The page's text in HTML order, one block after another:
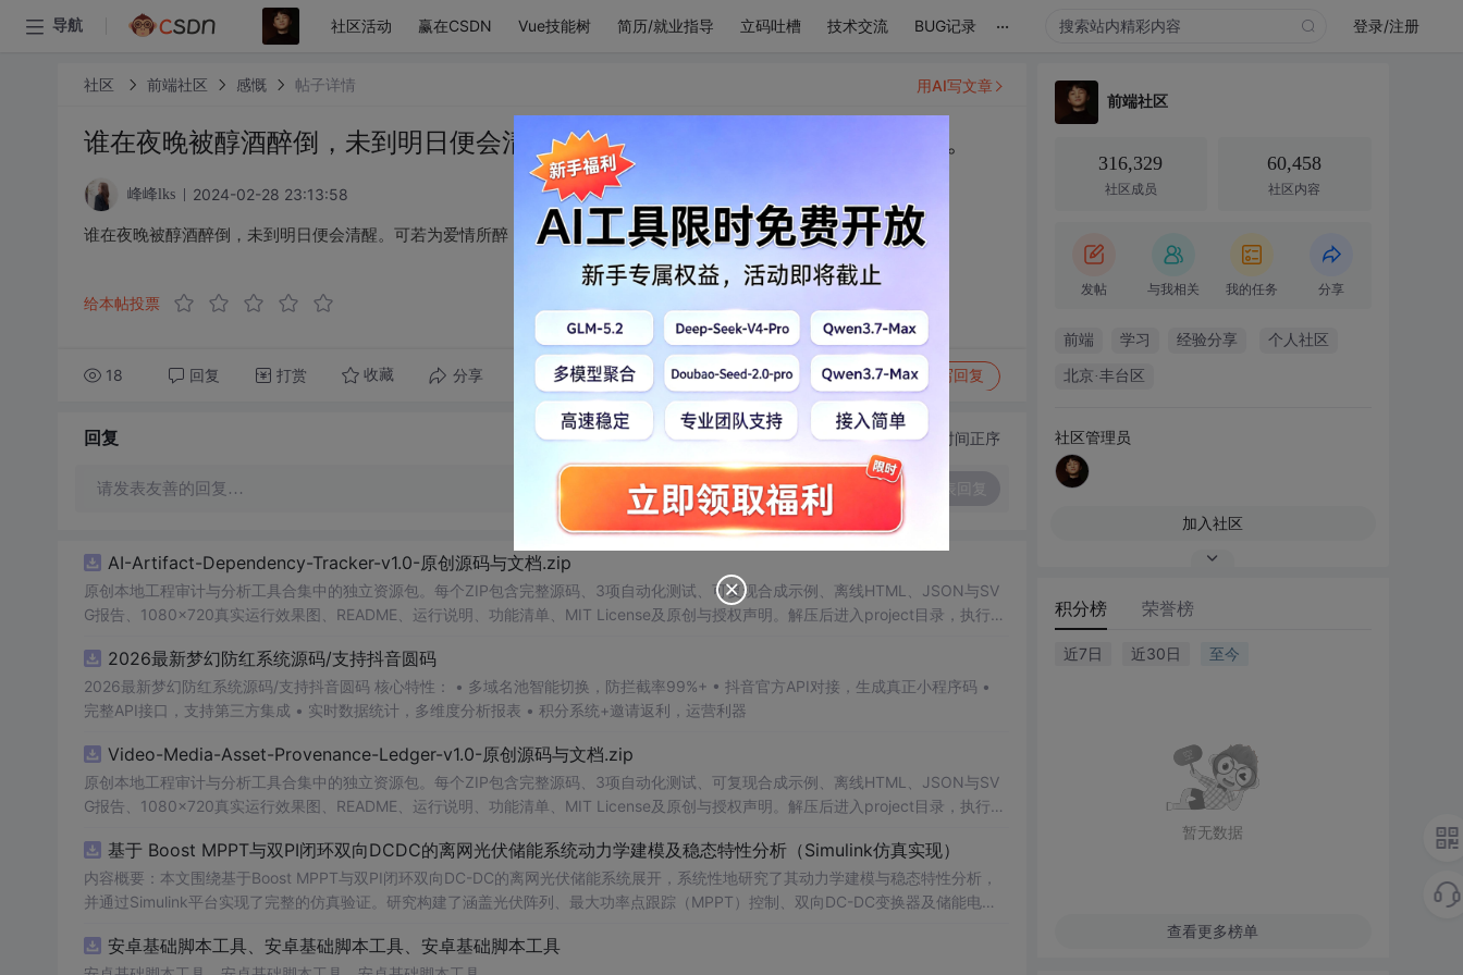
导航 社区活动 赢在CSDN Vue技能树 简历/就业指导 立码吐槽 技术交流 BUG记录 ... 登录/注册
社区 前端社区 感慨 帖子详情
谁在夜晚被醇酒醉倒，未到明日便会清醒。可若为爱情所醉，末日才是黎明。
峰峰lks 2024-02-28 23:13:58
谁在夜晚被醇酒醉倒，未到明日便会清醒。可若为爱情所醉，末日才是黎明。
给本帖投票
18 回复 打赏 收藏 分享 转发到动态 举报 写回复
用AI写文章
回复 切换为时间正序
请发表友善的回复…
AI-Artifact-Dependency-Tracker-v1.0-原创源码与文档.zip
原创本地工程审计与分析工具合集中的独立资源包。每个ZIP包含完整源码、3项自动化测试、可复现合成示例、离线HTML、JSON与SV
G报告、1080×720真实运行效果图、README、运行说明、功能清单、MIT License及原创与授权声明。解压后进入project目录，执行np
源码、Logo、官方截图、论文、生产日志或其他受限素材。适合前端开发、AI应用工程、测试审计和课程实践。
2026最新梦幻防红系统源码/支持抖音圆码
2026最新梦幻防红系统源码/支持抖音圆码 核心特性： • 多域名池智能切换，防拦截率99%+ • 抖音官方API对接，生成真正小程序码 •
完整API接口，支持第三方集成 • 实时数据统计，多维度分析报表 • 积分系统+邀请返利，运营利器
Video-Media-Asset-Provenance-Ledger-v1.0-原创源码与文档.zip
原创本地工程审计与分析工具合集中的独立资源包。每个ZIP包含完整源码、3项自动化测试、可复现合成示例、离线HTML、JSON与SV
G报告、1080×720真实运行效果图、README、运行说明、功能清单、MIT License及原创与授权声明。解压后进入project目录，执行np
源码、Logo、官方截图、论文、生产日志或其他受限素材。适合前端开发、AI应用工程、测试审计和课程实践。
基于 Boost MPPT与双PI闭环双向DCDC的离网光伏储能系统动力学建模及稳态特性分析（Simulink仿真实现）
内容概要：本文围绕基于Boost MPPT与双PI闭环双向DC-DC的离网光伏储能系统展开，系统性地研究了其动力学建模与稳态特性分析，
并通过Simulink平台实现了完整的仿真验证。研究构建了涵盖光伏阵列、最大功率点跟踪（MPPT）控制、双向DC-DC变换器及储能电池
入分析了系统在光照强度与环境温度双重扰动下的动态响应与稳态性能，验证了所提出模型的准确性与控制策略在不同工况下的鲁棒性与
安卓基础脚本工具、安卓基础脚本工具、安卓基础脚本工具
前端社区
316,329
社区成员
60,458
社区内容
发帖 与我相关 我的任务 分享
前端 学习 经验分享 个人社区
北京·丰台区
社区管理员
加入社区
积分榜 荣誉榜
近7日 近30日 至今
暂无数据
查看更多榜单